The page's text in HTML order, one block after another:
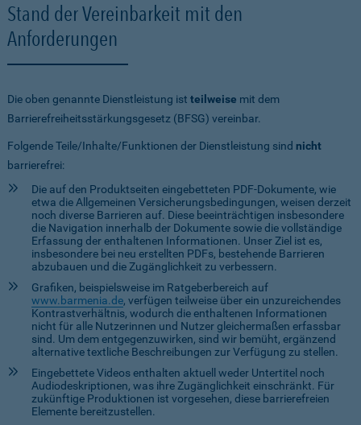
Stand der Vereinbarkeit mit den
Anforderungen
Die oben genannte Dienstleistung ist teilweise mit dem
Barrierefreiheitsstärkungsgesetz (BFSG) vereinbar.
Folgende Teile/Inhalte/Funktionen der Dienstleistung sind nicht
barrierefrei:
Die auf den Produktseiten eingebetteten PDF-Dokumente, wie
etwa die Allgemeinen Versicherungsbedingungen, weisen derzeit
noch diverse Barrieren auf. Diese beeinträchtigen insbesondere
die Navigation innerhalb der Dokumente sowie die vollständige
Erfassung der enthaltenen Informationen. Unser Ziel ist es,
insbesondere bei neu erstellten PDFs, bestehende Barrieren
abzubauen und die Zugänglichkeit zu verbessern.
Grafiken, beispielsweise im Ratgeberbereich auf
www.barmenia.de, verfügen teilweise über ein unzureichendes
Kontrastverhältnis, wodurch die enthaltenen Informationen
nicht für alle Nutzerinnen und Nutzer gleichermaßen erfassbar
sind. Um dem entgegenzuwirken, sind wir bemüht, ergänzend
alternative textliche Beschreibungen zur Verfügung zu stellen.
Eingebettete Videos enthalten aktuell weder Untertitel noch
Audiodeskriptionen, was ihre Zugänglichkeit einschränkt. Für
zukünftige Produktionen ist vorgesehen, diese barrierefreien
Elemente bereitzustellen.